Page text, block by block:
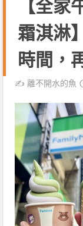
【全家
霜淇淋
時間，
✍️離不開水的魚